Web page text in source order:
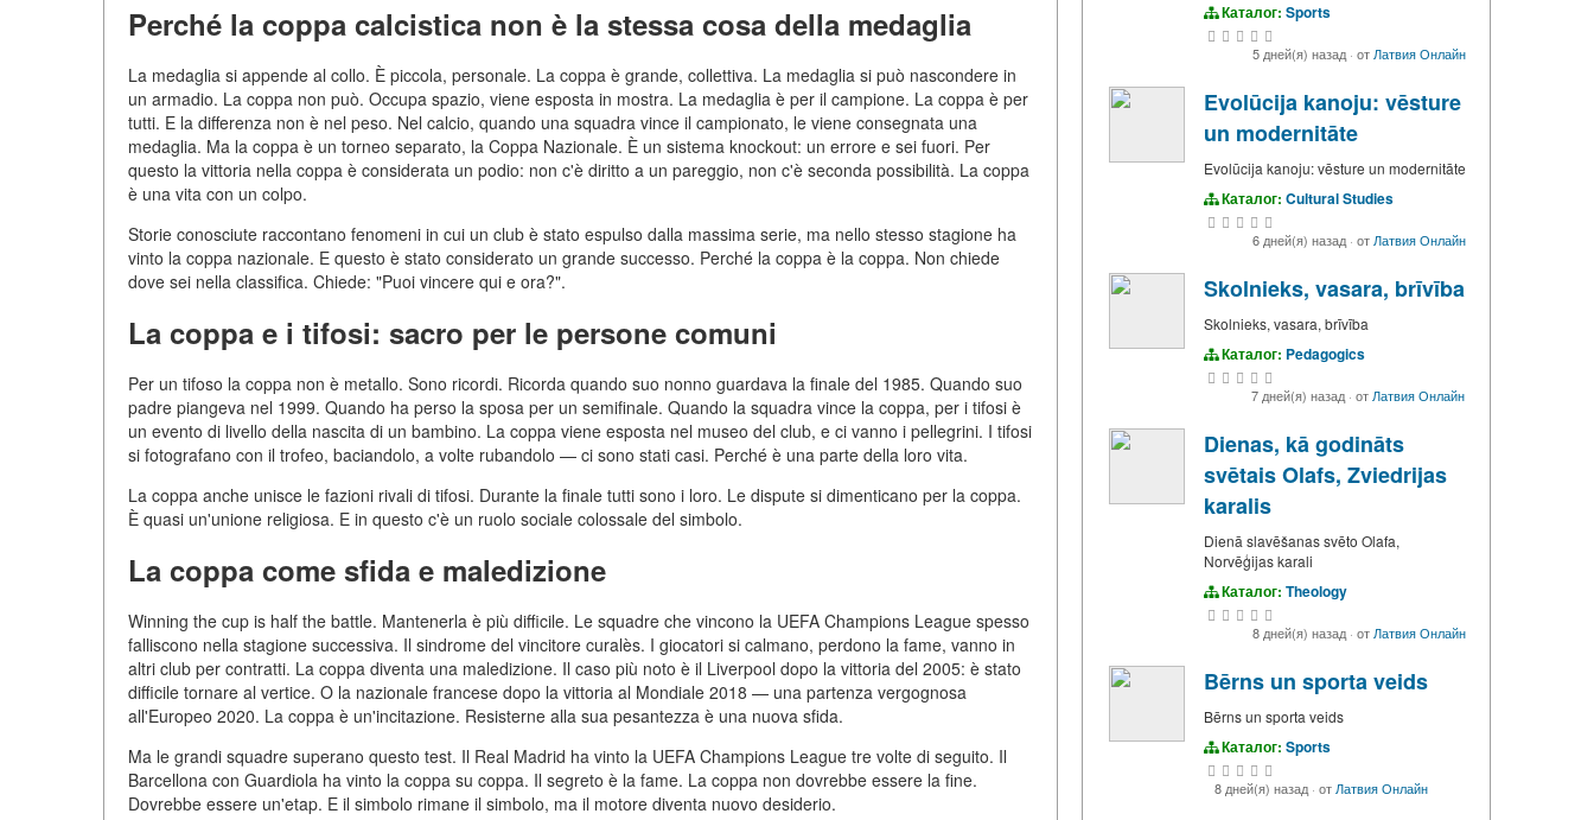
Perché la coppa calcistica non è la stessa cosa della medaglia
La medaglia si appende al collo. È piccola, personale. La coppa è grande, collettiva. La medaglia si può nascondere in
un armadio. La coppa non può. Occupa spazio, viene esposta in mostra. La medaglia è per il campione. La coppa è per
tutti. E la differenza non è nel peso. Nel calcio, quando una squadra vince il campionato, le viene consegnata una
medaglia. Ma la coppa è un torneo separato, la Coppa Nazionale. È un sistema knockout: un errore e sei fuori. Per
questo la vittoria nella coppa è considerata un podio: non c'è diritto a un pareggio, non c'è seconda possibilità. La coppa
è una vita con un colpo.
Storie conosciute raccontano fenomeni in cui un club è stato espulso dalla massima serie, ma nello stesso stagione ha
vinto la coppa nazionale. E questo è stato considerato un grande successo. Perché la coppa è la coppa. Non chiede
dove sei nella classifica. Chiede: "Puoi vincere qui e ora?".
La coppa e i tifosi: sacro per le persone comuni
Per un tifoso la coppa non è metallo. Sono ricordi. Ricorda quando suo nonno guardava la finale del 1985. Quando suo
padre piangeva nel 1999. Quando ha perso la sposa per un semifinale. Quando la squadra vince la coppa, per i tifosi è
un evento di livello della nascita di un bambino. La coppa viene esposta nel museo del club, e ci vanno i pellegrini. I tifosi
si fotografano con il trofeo, baciandolo, a volte rubandolo — ci sono stati casi. Perché è una parte della loro vita.
La coppa anche unisce le fazioni rivali di tifosi. Durante la finale tutti sono i loro. Le dispute si dimenticano per la coppa.
È quasi un'unione religiosa. E in questo c'è un ruolo sociale colossale del simbolo.
La coppa come sfida e maledizione
Winning the cup is half the battle. Mantenerla è più difficile. Le squadre che vincono la UEFA Champions League spesso
falliscono nella stagione successiva. Il sindrome del vincitore curalès. I giocatori si calmano, perdono la fame, vanno in
altri club per contratti. La coppa diventa una maledizione. Il caso più noto è il Liverpool dopo la vittoria del 2005: è stato
difficile tornare al vertice. O la nazionale francese dopo la vittoria al Mondiale 2018 — una partenza vergognosa
all'Europeo 2020. La coppa è un'incitazione. Resisterne alla sua pesantezza è una nuova sfida.
Ma le grandi squadre superano questo test. Il Real Madrid ha vinto la UEFA Champions League tre volte di seguito. Il
Barcellona con Guardiola ha vinto la coppa su coppa. Il segreto è la fame. La coppa non dovrebbe essere la fine.
Dovrebbe essere un'etap. E il simbolo rimane il simbolo, ma il motore diventa nuovo desiderio.
Каталог: Sports
5 дней(я) назад· отЛатвия Онлайн
Evolūcija kanoju: vēsture
un modernitāte
Evolūcija kanoju: vēsture un modernitāte
Каталог: Cultural Studies
6 дней(я) назад· отЛатвия Онлайн
Skolnieks, vasara, brīvība
Skolnieks, vasara, brīvība
Каталог: Pedagogics
7 дней(я) назад· отЛатвия Онлайн
Dienas, kā godināts
svētais Olafs, Zviedrijas
karalis
Dienā slavēšanas svēto Olafa,
Norvēģijas karali
Каталог: Theology
8 дней(я) назад· отЛатвия Онлайн
Bērns un sporta veids
Bērns un sporta veids
Каталог: Sports
8 дней(я) назад· отЛатвия Онлайн